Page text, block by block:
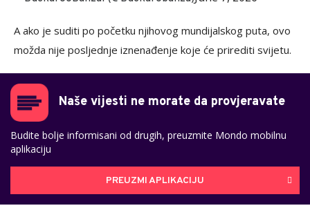
A ako je suditi po početku njihovog mundijalskog puta, ovo
možda nije posljednje iznenađenje koje će prirediti svijetu.
Naše vijesti ne morate da provjeravate
Budite bolje informisani od drugih, preuzmite Mondo mobilnu
aplikaciju
PREUZMI APLIKACIJU